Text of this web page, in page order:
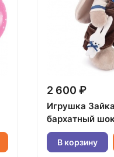
2 600 ₽
Игрушка
бархатный
В корзину